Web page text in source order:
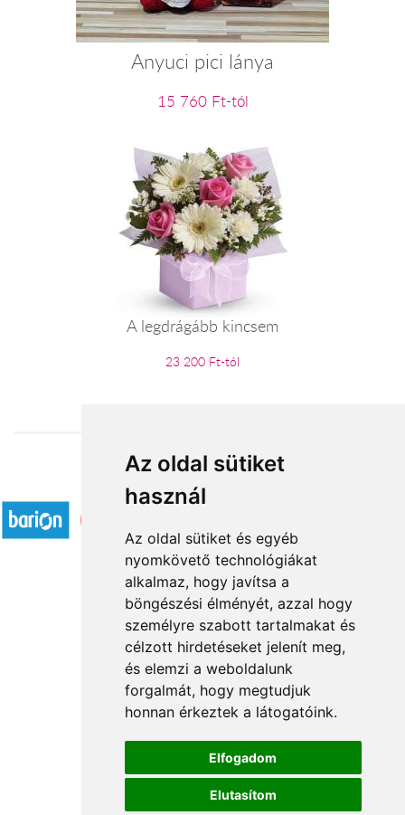
Az oldal sütiket
használ
Az oldal sütiket és egyéb
nyomkövető technológiákat
alkalmaz, hogy javítsa a
böngészési élményét, azzal hogy
személyre szabott tartalmakat és
célzott hirdetéseket jelenít meg,
és elemzi a weboldalunk
forgalmát, hogy megtudjuk
honnan érkeztek a látogatóink.
Elfogadom
Elutasítom
Anyuci pici lánya
15 760 Ft-tól
A legdrágább kincsem
23 200 Ft-tól
Elfogadott fizetési módok
Rólunk
Általános információ
Kapcsolat
Partnereink
Virágüzletek
Á.SZ.F.
Impresszum
Adatkezelési tájékoztató